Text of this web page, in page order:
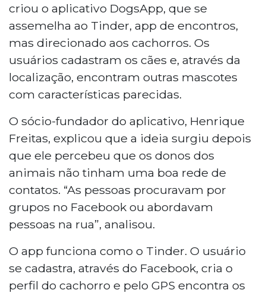
criou o aplicativo DogsApp, que se
assemelha ao Tinder, app de encontros,
mas direcionado aos cachorros. Os
usuários cadastram os cães e, através da
localização, encontram outras mascotes
com características parecidas.
O sócio-fundador do aplicativo, Henrique
Freitas, explicou que a ideia surgiu depois
que ele percebeu que os donos dos
animais não tinham uma boa rede de
contatos. “As pessoas procuravam por
grupos no Facebook ou abordavam
pessoas na rua”, analisou.
O app funciona como o Tinder. O usuário
se cadastra, através do Facebook, cria o
perfil do cachorro e pelo GPS encontra os